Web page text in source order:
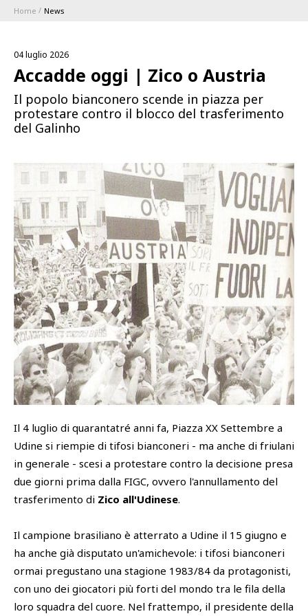
1896 MEMBERSHIP PROGRAM
STAGIONE
Serie A
Calendari e Risultati
Classifiche
Academy
Cattedra Universidad Europea
Esports
BLUENERGY STADIUM
MEETING CENTER
SPONSOR
SQUADRE
SHOP
PHOTOGALLERY
Home News
04 luglio 2026
Accadde oggi | Zico o Austria
Il popolo bianconero scende in piazza per
protestare contro il blocco del trasferimento
del Galinho
Il 4 luglio di quarantatré anni fa, Piazza XX Settembre a
Udine si riempie di tifosi bianconeri - ma anche di friulani
in generale - scesi a protestare contro la decisione presa
due giorni prima dalla FIGC, ovvero l'annullamento del
trasferimento di Zico all'Udinese.
Il campione brasiliano è atterrato a Udine il 15 giugno e
ha anche già disputato un'amichevole: i tifosi bianconeri
ormai pregustano una stagione 1983/84 da protagonisti,
con uno dei giocatori più forti del mondo tra le fila della
loro squadra del cuore. Nel frattempo, il presidente della